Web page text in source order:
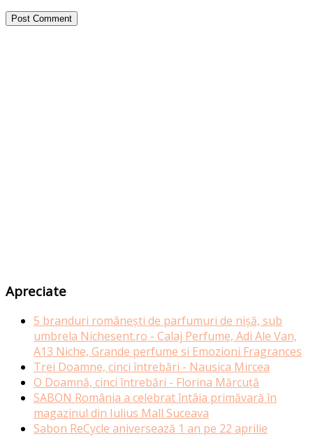
Apreciate
5 branduri românești de parfumuri de nișă, sub
umbrela Nichesent.ro - Calaj Perfume, Adi Ale Van,
A13 Niche, Grande perfume si Emozioni Fragrances
Trei Doamne, cinci întrebări - Nausica Mircea
O Doamnă, cinci întrebări - Florina Mărcuță
SABON România a celebrat întâia primăvară în
magazinul din Iulius Mall Suceava
Sabon ReCycle aniversează 1 an pe 22 aprilie